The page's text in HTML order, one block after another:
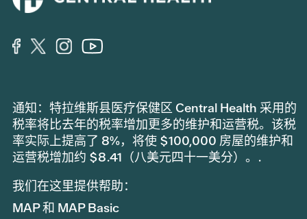
通知：特拉维斯县医疗保健区 Central Health 采用的
税率将比去年的税率增加更多的维护和运营税。该税
率实际上提高了 8%，将使 $100,000 房屋的维护和
运营税增加约 $8.41（八美元四十一美分）。.
我们在这里提供帮助：
MAP 和 MAP Basic